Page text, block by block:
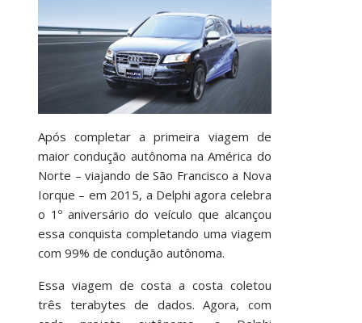
Após completar a primeira viagem de
maior condução autônoma na América do
Norte – viajando de São Francisco a Nova
Iorque – em 2015, a Delphi agora celebra
o 1º aniversário do veículo que alcançou
essa conquista completando uma viagem
com 99% de condução autônoma.
Essa viagem de costa a costa coletou
três terabytes de dados. Agora, com